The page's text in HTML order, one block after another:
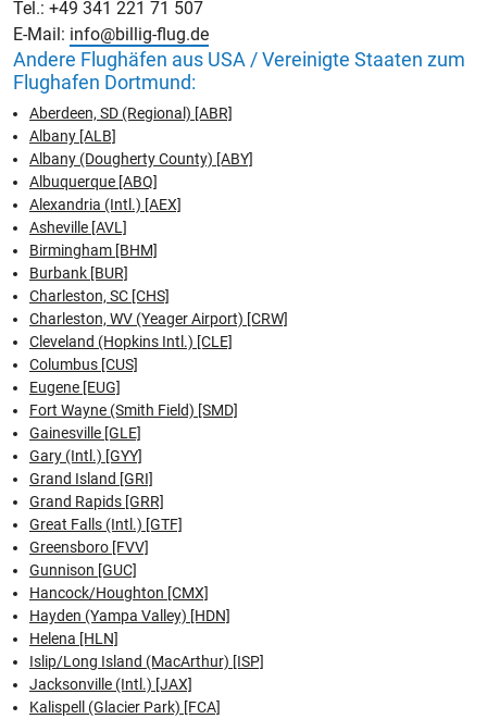
Tel.: +49 341 221 71 507
E-Mail: info@billig-flug.de
Andere Flughäfen aus USA / Vereinigte Staaten zum
Flughafen Dortmund:
Aberdeen, SD (Regional) [ABR]
Albany [ALB]
Albany (Dougherty County) [ABY]
Albuquerque [ABQ]
Alexandria (Intl.) [AEX]
Asheville [AVL]
Birmingham [BHM]
Burbank [BUR]
Charleston, SC [CHS]
Charleston, WV (Yeager Airport) [CRW]
Cleveland (Hopkins Intl.) [CLE]
Columbus [CUS]
Eugene [EUG]
Fort Wayne (Smith Field) [SMD]
Gainesville [GLE]
Gary (Intl.) [GYY]
Grand Island [GRI]
Grand Rapids [GRR]
Great Falls (Intl.) [GTF]
Greensboro [FVV]
Gunnison [GUC]
Hancock/Houghton [CMX]
Hayden (Yampa Valley) [HDN]
Helena [HLN]
Islip/Long Island (MacArthur) [ISP]
Jacksonville (Intl.) [JAX]
Kalispell (Glacier Park) [FCA]